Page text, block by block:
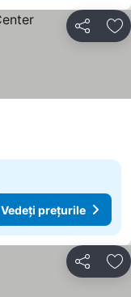
Distribuiți
Vedeți prețurile
Distribuiți